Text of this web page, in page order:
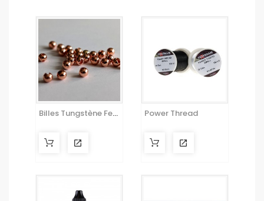
Billes Tungstène Fendues Power Thread